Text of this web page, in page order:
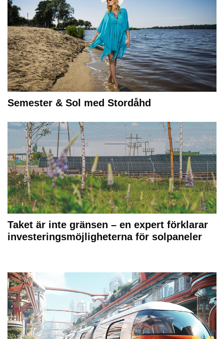
Semester & Sol med Stordåhd
Taket är inte gränsen – en expert förklarar
investeringsmöjligheterna för solpaneler